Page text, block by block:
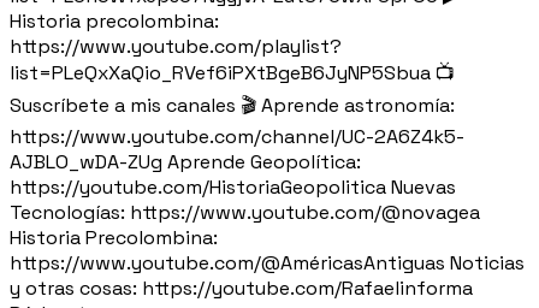
Historia precolombina:
https://www.youtube.com/playlist?
list=PLeQxXaQio_RVef6iPXtBgeB6JyNP5Sbua 📺
Suscríbete a mis canales 🎬 Aprende astronomía:
https://www.youtube.com/channel/UC-2A6Z4k5-
AJBLO_wDA-ZUg Aprende Geopolítica:
https://youtube.com/HistoriaGeopolitica Nuevas
Tecnologías: https://www.youtube.com/@novagea
Historia Precolombina:
https://www.youtube.com/@AméricasAntiguas Noticias
y otras cosas: https://youtube.com/Rafaelinforma